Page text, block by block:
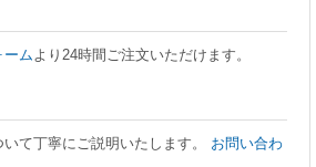
ームより24時間ご注文いただけます。
て丁寧にご説明いたします。 お問い合わ